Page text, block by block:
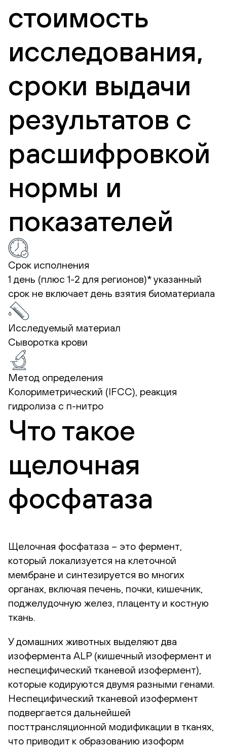
стоимость
исследования,
сроки выдачи
результатов с
расшифровкой
нормы и
показателей
Срок исполнения
1 день (плюс 1-2 для регионов)*указанный
срок не включает день взятия биоматериала
Исследуемый материал
Сыворотка крови
Метод определения
Колориметрический (IFCC), реакция
гидролиза с п-нитро
Что такое
щелочная
фосфатаза
Щелочная фосфатаза – это фермент,
который локализуется на клеточной
мембране и синтезируется во многих
органах, включая печень, почки, кишечник,
поджелудочную желез, плаценту и костную
ткань.
У домашних животных выделяют два
изофермента ALP (кишечный изофермент и
неспецифический тканевой изофермент),
которые кодируются двумя разными генами.
Неспецифический тканевой изофермент
подвергается дальнейшей
посттрансляционной модификации в тканях,
что приводит к образованию изоформ